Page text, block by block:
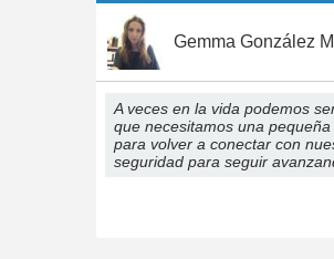
Gemma González
A veces en la vida podemos
que necesitamos una pequeña
para volver a conectar con
seguridad para seguir